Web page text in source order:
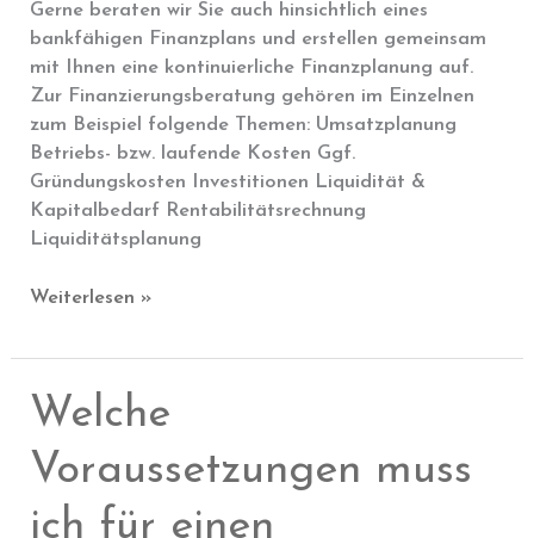
Gerne beraten wir Sie auch hinsichtlich eines
bankfähigen Finanzplans und erstellen gemeinsam
mit Ihnen eine kontinuierliche Finanzplanung auf.
Zur Finanzierungsberatung gehören im Einzelnen
zum Beispiel folgende Themen: Umsatzplanung
Betriebs- bzw. laufende Kosten Ggf.
Gründungskosten Investitionen Liquidität &
Kapitalbedarf Rentabilitätsrechnung
Liquiditätsplanung
Gibt
auch
Finanzberatung
MikroKredit?
Weiterlesen »
Welche
Voraussetzungen muss
ich für einen